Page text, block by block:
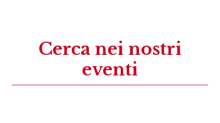
Cerca nei nostri
eventi